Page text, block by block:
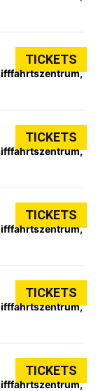
TICKETS
TICKETS
TICKETS
TICKETS
TICKETS